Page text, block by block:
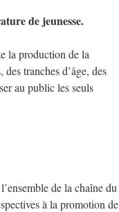
de jeunesse.
la production de la
tranches d’âge, des
au public les seuls
de la chaîne du
à la promotion de